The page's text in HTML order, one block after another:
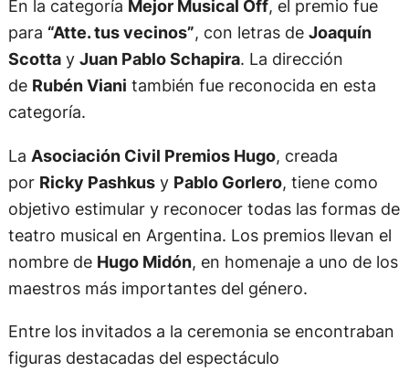
En la categoría Mejor Musical Off, el premio fue
para “Atte. tus vecinos”, con letras de Joaquín
Scottay Juan Pablo Schapira. La dirección
de Rubén Viani también fue reconocida en esta
categoría.
La Asociación Civil Premios Hugo, creada
por Ricky Pashkusy Pablo Gorlero, tiene como
objetivo estimular y reconocer todas las formas de
teatro musical en Argentina. Los premios llevan el
nombre de Hugo Midón, en homenaje a uno de los
maestros más importantes del género.
Entre los invitados a la ceremonia se encontraban
figuras destacadas del espectáculo